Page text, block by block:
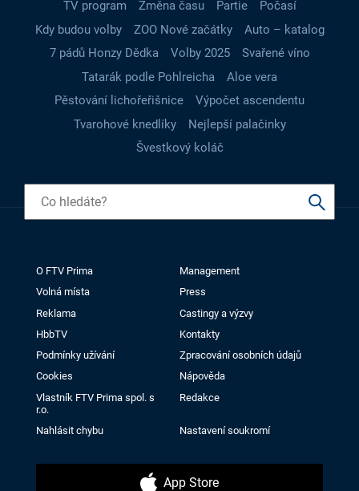
TV program
Změna času Partie
Počasí
Kdy budou volby
ZOO Nové začátky
Auto – katalog
7 pádů Honzy Dědka
Volby 2025
Svařené víno
Tatarák podle Pohlreicha
Aloe vera
Pěstování lichořeřišnice
Výpočet ascendentu
Tvarohové knedlíky
Nejlepší palačinky
Švestkový koláč
O FTV Prima
Management
Volná místa
Press
Reklama
Castingy a výzvy
HbbTV
Kontakty
Podmínky užívání
Zpracování osobních údajů
Cookies
Nápověda
Vlastník FTV Prima spol. s
r.o.
Redakce
Nahlásit chybu Nastavení soukromí
App Store